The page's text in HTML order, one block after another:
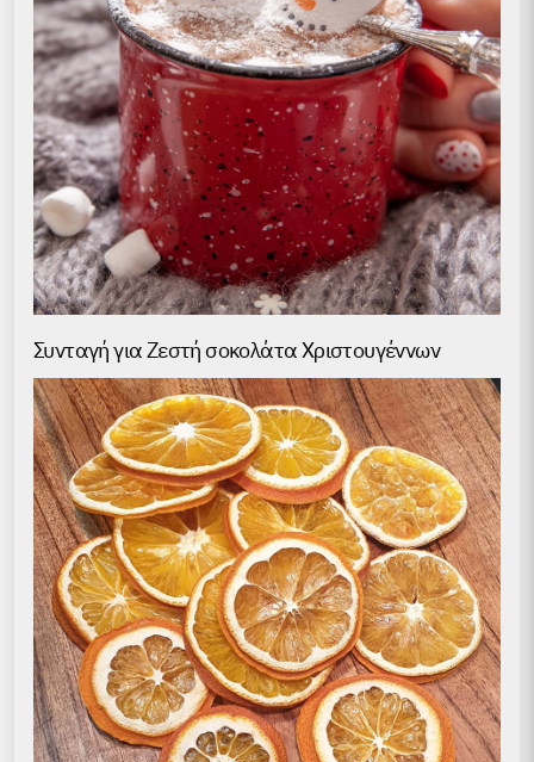
Συνταγή για Ζεστή σοκολάτα Χριστουγέννων